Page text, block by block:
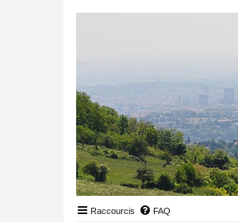
Raccourcis FAQ